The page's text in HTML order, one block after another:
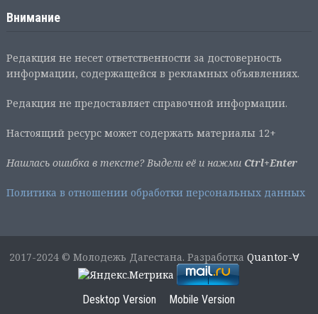
Внимание
Редакция не несет ответственности за достоверность
информации, содержащейся в рекламных объявлениях.
Редакция не предоставляет справочной информации.
Настоящий ресурс может содержать материалы 12+
Нашлась ошибка в тексте? Выдели её и нажми Ctrl+Enter
Политика в отношении обработки персональных данных
2017-2024 © Молодежь Дагестана. РазработкаQuantor-∀
Desktop Version Mobile Version